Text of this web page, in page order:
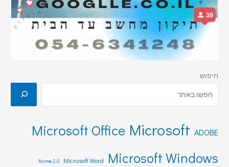
חיפוש
ADOBE
Microsoft
Microsoft Office
Microsoft Windows
Microsoft Word
Nvme 2.0